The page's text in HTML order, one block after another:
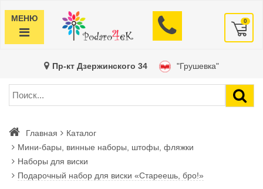
МЕНЮ 0
Пр-кт Дзержинского 34 "Грушевка"
Главная
Каталог
Мини-бары, винные наборы, штофы, фляжки
Наборы для виски
Подарочный набор для виски «Стареешь, бро!»